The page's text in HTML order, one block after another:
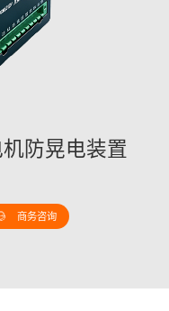
防晃电装置
商务咨询